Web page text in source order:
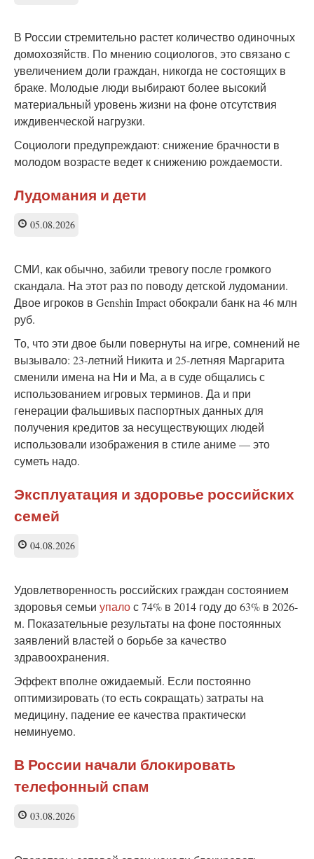
В России стремительно растет количество одиночных
домохозяйств. По мнению социологов, это связано с
увеличением доли граждан, никогда не состоящих в
браке. Молодые люди выбирают более высокий
материальный уровень жизни на фоне отсутствия
иждивенческой нагрузки.
Социологи предупреждают: снижение брачности в
молодом возрасте ведет к снижению рождаемости.
Лудомания и дети
05.08.2026
СМИ, как обычно, забили тревогу после громкого
скандала. На этот раз по поводу детской лудомании.
Двое игроков в Genshin Impact обокрали банк на 46 млн
руб.
То, что эти двое были повернуты на игре, сомнений не
вызывало: 23-летний Никита и 25-летняя Маргарита
сменили имена на Ни и Ма, а в суде общались с
использованием игровых терминов. Да и при
генерации фальшивых паспортных данных для
получения кредитов за несуществующих людей
использовали изображения в стиле аниме — это
суметь надо.
Эксплуатация и здоровье российских
семей
04.08.2026
Удовлетворенность российских граждан состоянием
здоровья семьи упалос 74% в 2014 году до 63% в 2026-
м. Показательные результаты на фоне постоянных
заявлений властей о борьбе за качество
здравоохранения.
Эффект вполне ожидаемый. Если постоянно
оптимизировать (то есть сокращать) затраты на
медицину, падение ее качества практически
неминуемо.
В России начали блокировать
телефонный спам
03.08.2026